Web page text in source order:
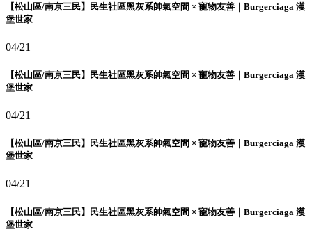
【松山區/南京三民】民生社區黑灰系帥氣空間 × 寵物友善｜Burgerciaga 漢
堡世家
04/21
【松山區/南京三民】民生社區黑灰系帥氣空間 × 寵物友善｜Burgerciaga 漢
堡世家
04/21
【松山區/南京三民】民生社區黑灰系帥氣空間 × 寵物友善｜Burgerciaga 漢
堡世家
04/21
【松山區/南京三民】民生社區黑灰系帥氣空間 × 寵物友善｜Burgerciaga 漢
堡世家